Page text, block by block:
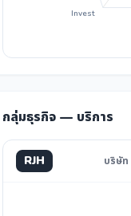
Invest
กลุ่มธุรกิจ — บริการ
RJH บริษัท